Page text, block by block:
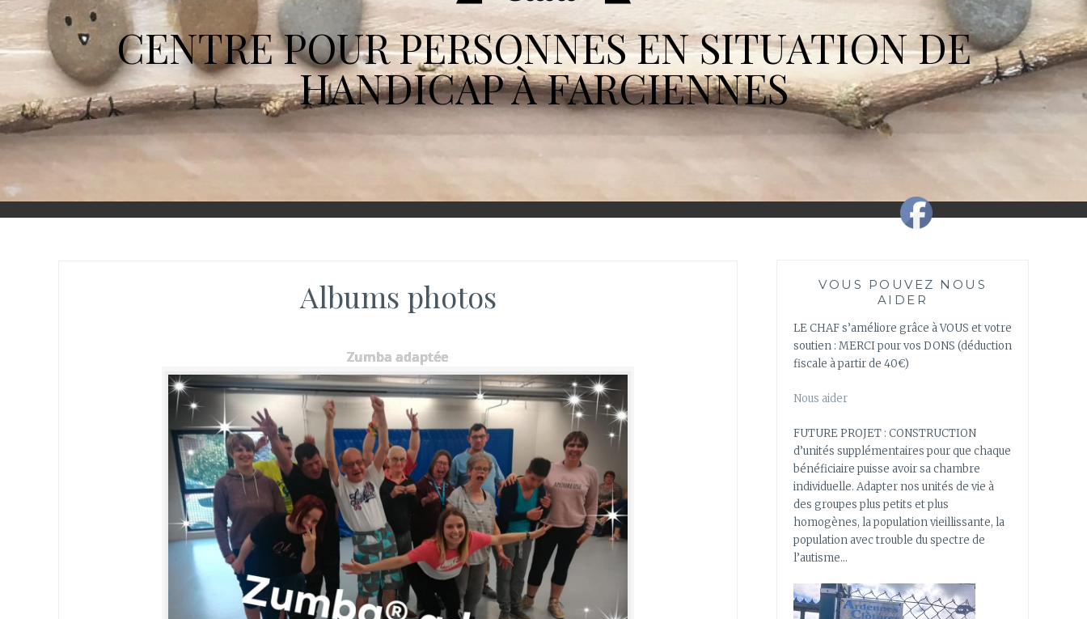
CENTRE POUR PERSONNES EN SITUATION DE
HANDICAP À FARCIENNES
Albums photos
Zumba adaptée
VOUS POUVEZ NOUS
AIDER
LE CHAF s’améliore grâce à VOUS et votre
soutien : MERCI pour vos DONS (déduction
fiscale à partir de 40€)
Nous aider
FUTURE PROJET : CONSTRUCTION
d’unités supplémentaires pour que chaque
bénéficiaire puisse avoir sa chambre
individuelle. Adapter nos unités de vie à
des groupes plus petits et plus
homogènes, la population vieillissante, la
population avec trouble du spectre de
l’autisme…